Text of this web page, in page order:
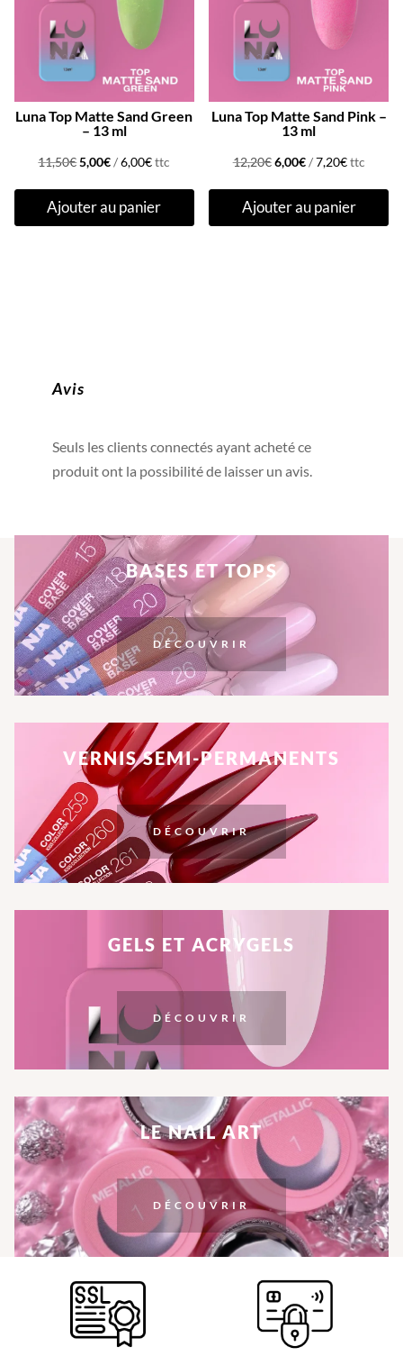
Luna Top Matte Sand Green
– 13 ml
11,50€ Le
initial
était :
5,00€Le
actuel
est :
/6,00€ttc
Ajouter au panier
Luna Top Matte Sand Pink –
13 ml
12,20€Le
initial
était :
6,00€Le
actuel
est :
/7,20€ttc
Ajouter au panier
Avis
Seuls les clients connectés ayant acheté ce
produit ont la possibilité de laisser un avis.
BASES ET TOPS
DÉCOUVRIR
VERNIS SEMI-PERMANENTS
DÉCOUVRIR
GELS ET ACRYGELS
DÉCOUVRIR
LE NAIL ART
DÉCOUVRIR